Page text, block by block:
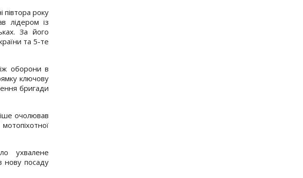
півтора року
лідером із
За його
та 5-те
оборони в
ключову
бригади
очолював
ухвалене
нову посаду